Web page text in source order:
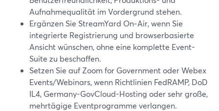
Aufnahmequalität im Vordergrund stehen.
Ergänzen Sie StreamYard On‑Air, wenn Sie
integrierte Registrierung und browserbasierte
Ansicht wünschen, ohne eine komplette Event-
Suite zu beschaffen.
Setzen Sie auf Zoom for Government oder Webex
Events/Webinars, wenn Richtlinien FedRAMP, DoD
IL4, Germany-GovCloud-Hosting oder sehr große,
mehrtägige Eventprogramme verlangen.